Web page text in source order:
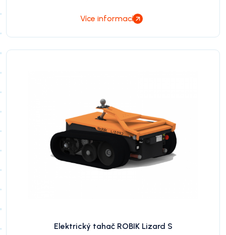
Více informací
Elektrický tahač ROBIK Lizard S